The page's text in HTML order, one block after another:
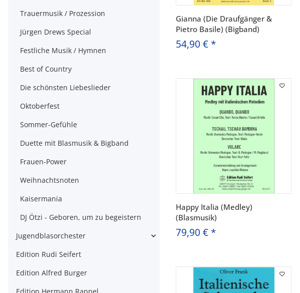
Gianna (Die Draufgänger &
Pietro Basile) (Bigband)
54,90 € *
Happy Italia (Medley)
(Blasmusik)
79,90 € *
Trauermusik / Prozession
Jürgen Drews Special
Festliche Musik / Hymnen
Best of Country
Die schönsten Liebeslieder
Oktoberfest
Sommer-Gefühle
Duette mit Blasmusik & Bigband
Frauen-Power
Weihnachtsnoten
Kaisermania
DJ Ötzi - Geboren, um zu begeistern
Jugendblasorchester
Edition Rudi Seifert
Edition Alfred Burger